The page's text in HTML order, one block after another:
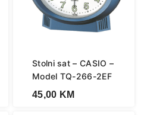
Stolni sat – CASIO –
Model TQ-266-2EF
45,00 KM